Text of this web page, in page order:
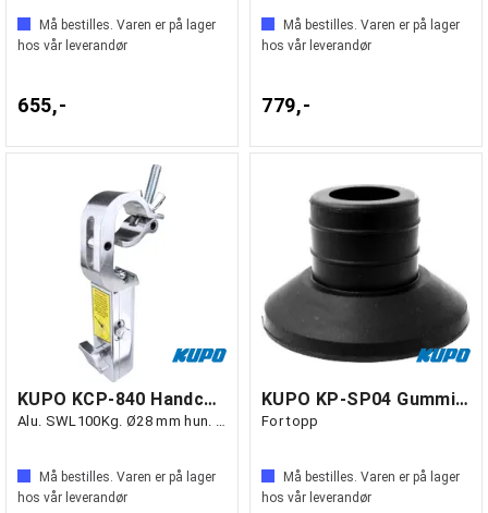
Må bestilles. Varen er på lager
hos vår leverandør
655,-
Må bestilles. Varen er på lager
hos vår leverandør
779,-
KUPO KCP-840 Handcuff clamp for TV spig.
Alu. SWL100Kg. Ø28 mm hun. TUV
Må bestilles. Varen er på lager
hos vår leverandør
KUPO KP-SP04 Gummideksel for KUPOLE
For topp
Må bestilles. Varen er på lager
hos vår leverandør